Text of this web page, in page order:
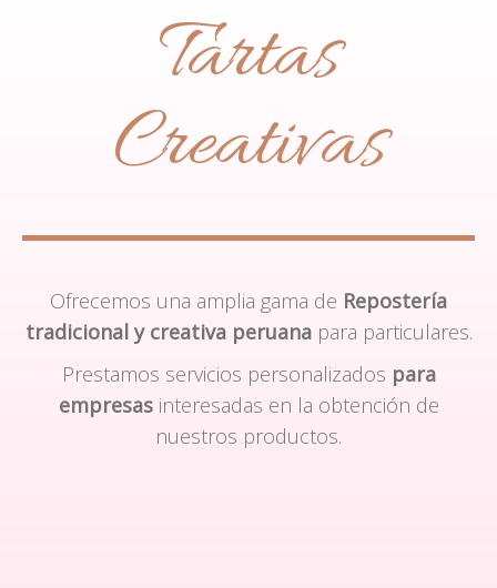
Tartas
Creativas
Ofrecemos una amplia gama de Repostería
tradicional y creativa peruanapara particulares.
Prestamos servicios personalizados para
empresasinteresadas en la obtención de
nuestros productos.